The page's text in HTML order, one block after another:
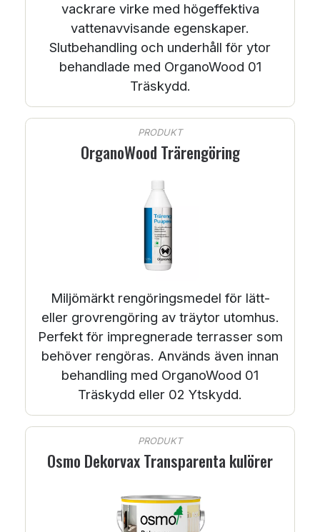
vackrare virke med högeffektiva
vattenavvisande egenskaper.
Slutbehandling och underhåll för ytor
behandlade med OrganoWood 01
Träskydd.
PRODUKT
OrganoWood Trärengöring
Miljömärkt rengöringsmedel för lätt-
eller grovrengöring av träytor utomhus.
Perfekt för impregnerade terrasser som
behöver rengöras. Används även innan
behandling med OrganoWood 01
Träskydd eller 02 Ytskydd.
PRODUKT
Osmo Dekorvax Transparenta kulörer